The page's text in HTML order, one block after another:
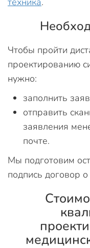
Чтобы пройти
проектированию
нужно:
заполнить
отправить
заявления
почте.
Мы подготовим
подпись договор